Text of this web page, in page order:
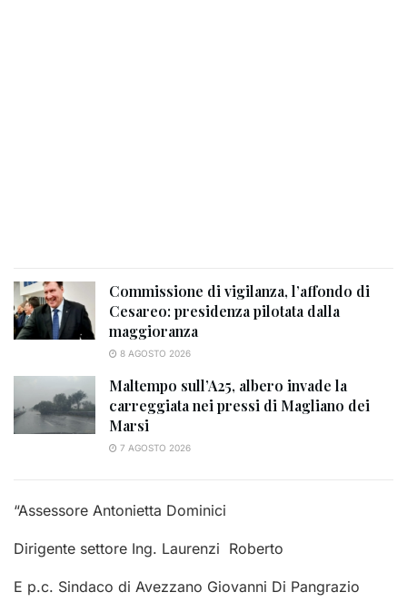
Commissione di vigilanza, l’affondo di
Cesareo: presidenza pilotata dalla
maggioranza
8 AGOSTO 2026
Maltempo sull’A25, albero invade la
carreggiata nei pressi di Magliano dei
Marsi
7 AGOSTO 2026
“Assessore Antonietta Dominici
Dirigente settore Ing. Laurenzi Roberto
E p.c. Sindaco di Avezzano Giovanni Di Pangrazio